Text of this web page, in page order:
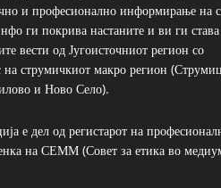
и професионално информирање на
ги покрива настаните и ви ги
вести од Југоисточниот регион со
на струмичкиот макро регион
и Ново Село).
е дел од регистарот на
на СЕММ (Совет за етика во